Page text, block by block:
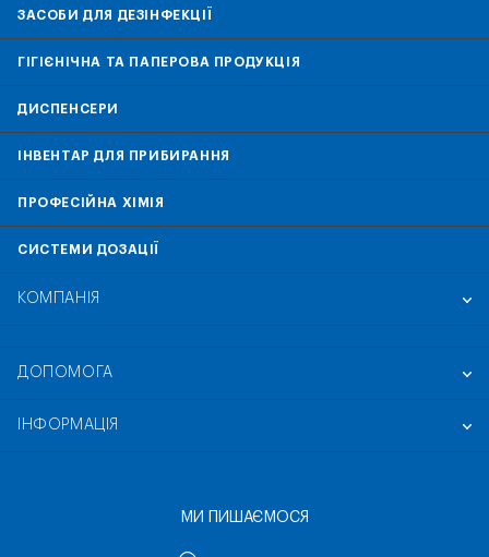
ЗАСОБИ ДЛЯ ДЕЗІНФЕКЦІЇ
ГІГІЄНІЧНА ТА ПАПЕРОВА ПРОДУКЦІЯ
ДИСПЕНСЕРИ
ІНВЕНТАР ДЛЯ ПРИБИРАННЯ
ПРОФЕСІЙНА ХІМІЯ
СИСТЕМИ ДОЗАЦІЇ
КОМПАНІЯ
ДОПОМОГА
ІНФОРМАЦІЯ
МИ ПИШАЄМОСЯ